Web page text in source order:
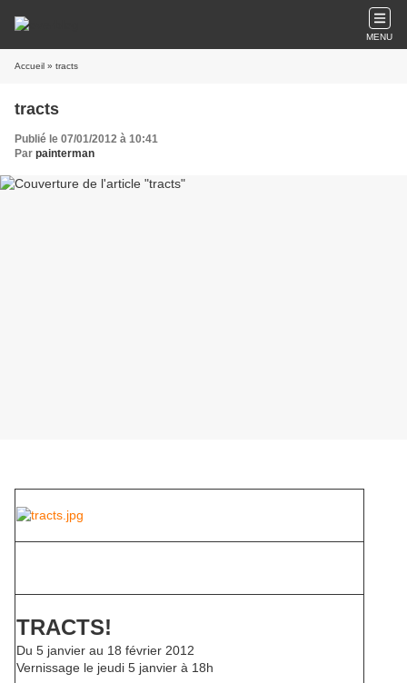
MENU
Accueil » tracts
tracts
Publié le 07/01/2012 à 10:41
Par painterman
TRACTS!
Du 5 janvier au 18 février 2012
Vernissage le jeudi 5 janvier à 18h